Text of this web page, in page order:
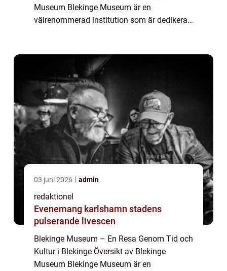
Museum Blekinge Museum är en
välrenommerad institution som är dedikerad
03 juni 2026 admin
redaktionel
Evenemang karlshamn stadens
pulserande livescen
Blekinge Museum – En Resa Genom Tid och
Kultur i Blekinge Översikt av Blekinge
Museum Blekinge Museum är en